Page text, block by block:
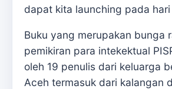
dapat kita launching pada hari
Buku yang merupakan bunga
pemikiran para intekektual
oleh 19 penulis dari keluarga
Aceh termasuk dari kalangan